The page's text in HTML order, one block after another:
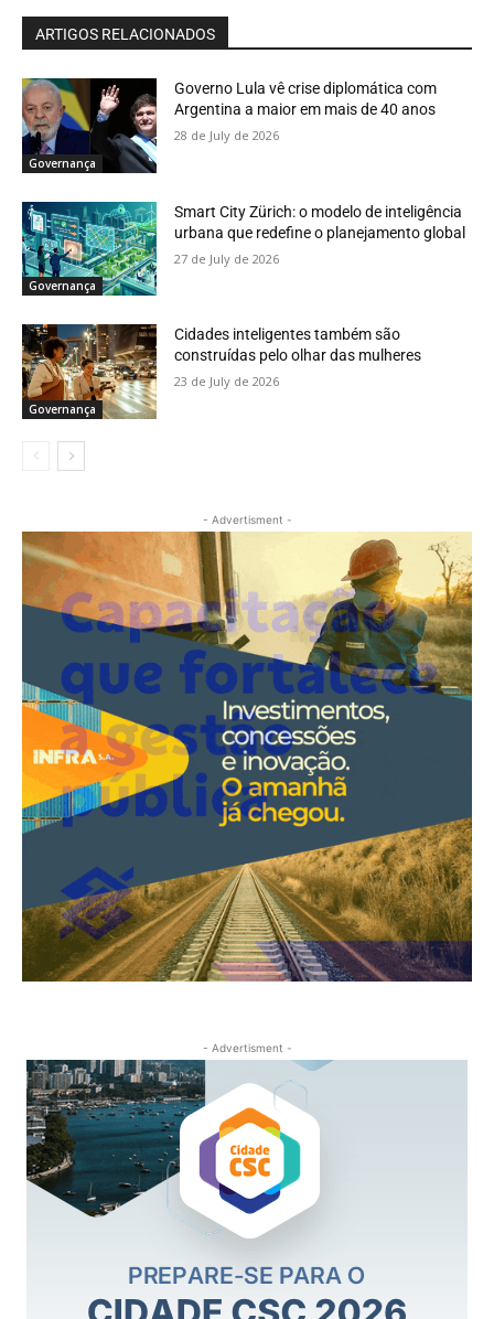
ARTIGOS RELACIONADOS
Governança
Governo Lula vê crise diplomática com
Argentina a maior em mais de 40 anos
28 de July de 2026
Governança
Smart City Zürich: o modelo de inteligência
urbana que redefine o planejamento global
27 de July de 2026
Governança
Cidades inteligentes também são
construídas pelo olhar das mulheres
23 de July de 2026
- Advertisment -
- Advertisment -